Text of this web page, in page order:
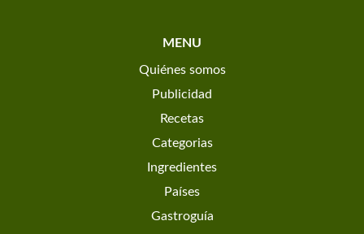
MENU
Quiénes somos
Publicidad
Recetas
Categorias
Ingredientes
Países
Gastroguía